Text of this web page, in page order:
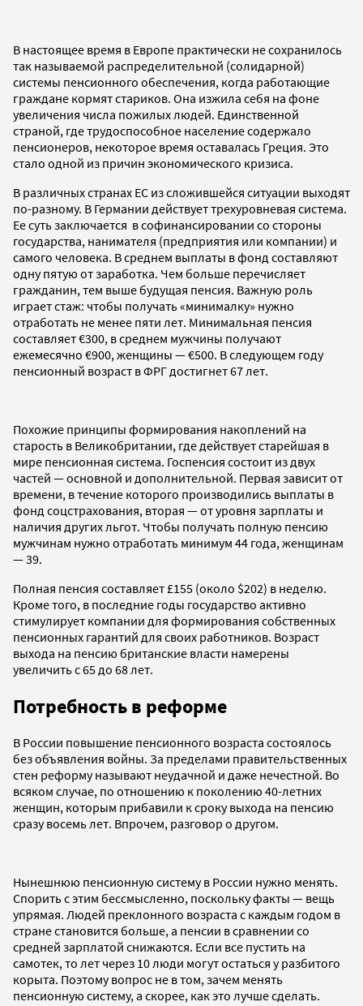
В настоящее время в Европе практически не сохранилось
так называемой распределительной (солидарной)
системы пенсионного обеспечения, когда работающие
граждане кормят стариков. Она изжила себя на фоне
увеличения числа пожилых людей. Единственной
страной, где трудоспособное население содержало
пенсионеров, некоторое время оставалась Греция. Это
стало одной из причин экономического кризиса.
В различных странах ЕС из сложившейся ситуации выходят
по-разному. В Германии действует трехуровневая система.
Ее суть заключается в софинансировании со стороны
государства, нанимателя (предприятия или компании) и
самого человека. В среднем выплаты в фонд составляют
одну пятую от заработка. Чем больше перечисляет
гражданин, тем выше будущая пенсия. Важную роль
играет стаж: чтобы получать «минималку» нужно
отработать не менее пяти лет. Минимальная пенсия
составляет €300, в среднем мужчины получают
ежемесячно €900, женщины — €500. В следующем году
пенсионный возраст в ФРГ достигнет 67 лет.
Похожие принципы формирования накоплений на
старость в Великобритании, где действует старейшая в
мире пенсионная система. Госпенсия состоит из двух
частей — основной и дополнительной. Первая зависит от
времени, в течение которого производились выплаты в
фонд соцстрахования, вторая — от уровня зарплаты и
наличия других льгот. Чтобы получать полную пенсию
мужчинам нужно отработать минимум 44 года, женщинам
— 39.
Полная пенсия составляет £155 (около $202) в неделю.
Кроме того, в последние годы государство активно
стимулирует компании для формирования собственных
пенсионных гарантий для своих работников. Возраст
выхода на пенсию британские власти намерены
увеличить с 65 до 68 лет.
Потребность в реформе
В России повышение пенсионного возраста состоялось
без объявления войны. За пределами правительственных
стен реформу называют неудачной и даже нечестной. Во
всяком случае, по отношению к поколению 40-летних
женщин, которым прибавили к сроку выхода на пенсию
сразу восемь лет. Впрочем, разговор о другом.
Нынешнюю пенсионную систему в России нужно менять.
Спорить с этим бессмысленно, поскольку факты — вещь
упрямая. Людей преклонного возраста с каждым годом в
стране становится больше, а пенсии в сравнении со
средней зарплатой снижаются. Если все пустить на
самотек, то лет через 10 люди могут остаться у разбитого
корыта. Поэтому вопрос не в том, зачем менять
пенсионную систему, а скорее, как это лучше сделать.